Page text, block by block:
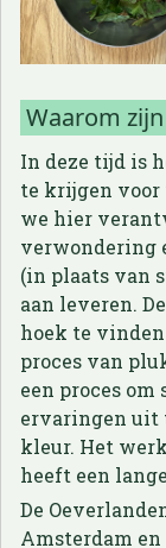
Waarom
In deze tijd is
te krijgen voor
we hier
verwondering
(in plaats van
aan leveren.
hoek te
proces van
een proces
ervaringen uit
kleur. Het
heeft een
De
Amsterdam en